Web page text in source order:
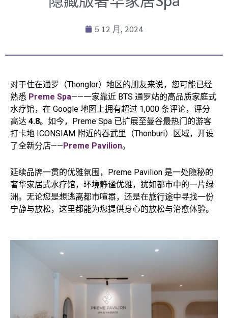
5 12 月, 2024
对于住在通罗（Thonglor）地区的朋友来说，您可能已经
熟悉 Preme Spa——一家靠近 BTS 通罗站的高品质家庭式
水疗馆，在 Google 地图上拥有超过 1,000 条评论，评分
高达 4.8。如今，Preme Spa 已扩展至曼谷最热门的游客
打卡地 ICONSIAM 附近的吞武里（Thonburi）区域，开设
了全新分店——Preme Pavilion。
延续品牌一贯的优雅氛围，Preme Pavilion 是一处隐秘的
奢华家居式水疗馆，环境静谧优雅，犹如都市中的一片绿
洲。无论您是想逃离都市喧嚣，还是在旅行途中寻找一份
宁静与放松，这里都能为您提供身心的放松与治愈体验。